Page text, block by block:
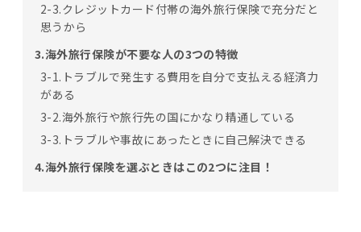
2-3.クレジットカード付帯の海外旅行保険で充分だと
思うから
3.海外旅行保険が不要な人の3つの特徴
3-1.トラブルで発生する費用を自分で支払える経済力
がある
3-2.海外旅行や旅行先の国にかなり精通している
3-3.トラブルや事故にあったときに自己解決できる
4.海外旅行保険を選ぶときはこの2つに注目！